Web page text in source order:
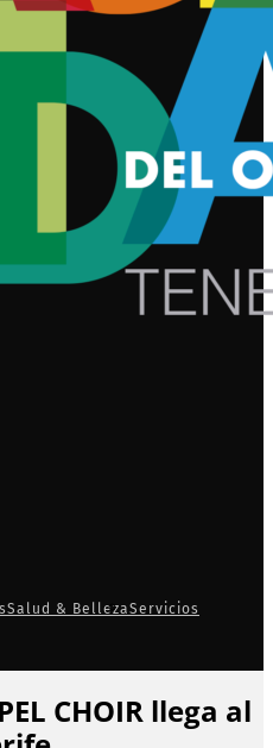
Salud & BellezaServicios
CHOIR llega al